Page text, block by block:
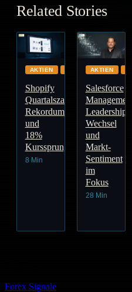
Related Stories
AKTIEN GLOBAL
Shopify
Quartalszahlen:
Rekordumsatz
und
18%
Kurssprung
8 Min
AKTIEN
Salesforce
Management:
Leadership-
Wechsel
und
Markt-
Sentiment
im
Fokus
28 Min
Forex Signale